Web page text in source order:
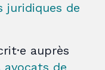
juridiques de
auprès
avocats de